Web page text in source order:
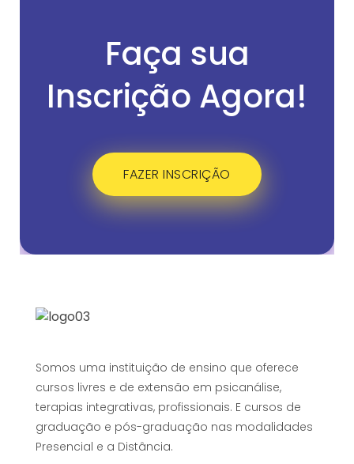
Faça sua
Inscrição Agora!
FAZER INSCRIÇÃO
Somos uma instituição de ensino que oferece
cursos livres e de extensão em psicanálise,
terapias integrativas, profissionais. E cursos de
graduação e pós-graduação nas modalidades
Presencial e a Distância.